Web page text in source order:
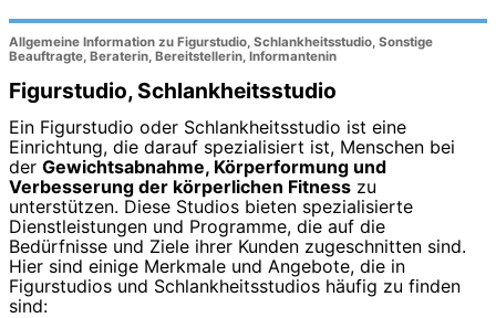
Allgemeine Information zu Figurstudio, Schlankheitsstudio, Sonstige
Beauftragte, Beraterin, Bereitstellerin, Informantenin
Figurstudio, Schlankheitsstudio
Ein Figurstudio oder Schlankheitsstudio ist eine
Einrichtung, die darauf spezialisiert ist, Menschen bei
der Gewichtsabnahme, Körperformung und
Verbesserung der körperlichen Fitness zu
unterstützen. Diese Studios bieten spezialisierte
Dienstleistungen und Programme, die auf die
Bedürfnisse und Ziele ihrer Kunden zugeschnitten sind.
Hier sind einige Merkmale und Angebote, die in
Figurstudios und Schlankheitsstudios häufig zu finden
sind: